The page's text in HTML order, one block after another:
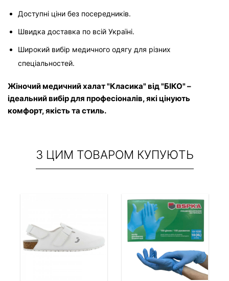
Доступні ціни без посередників.
Швидка доставка по всій Україні.
Широкий вибір медичного одягу для різних
спеціальностей.
Жіночий медичний халат "Класика" від "БІКО" –
ідеальний вибір для професіоналів, які цінують
комфорт, якість та стиль.
З ЦИМ ТОВАРОМ КУПУЮТЬ